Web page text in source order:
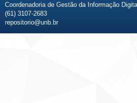
Coordenadoria de Gestão da Informação
(61) 3107-2683
repositorio@unb.br